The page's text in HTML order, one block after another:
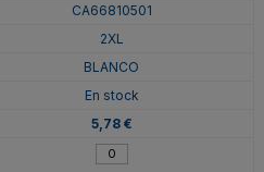
CA66810501
2XL
BLANCO
En stock
5,78 €